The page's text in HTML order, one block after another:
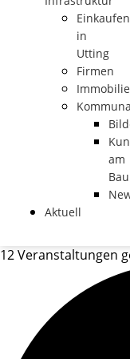
Einkaufen
in
Utting
Firmen
am
Bau
Aktuell
12 Veranstaltungen